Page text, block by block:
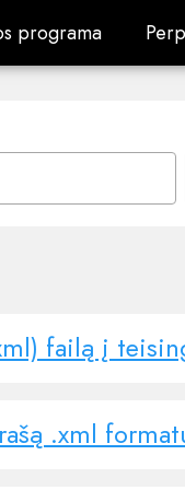
programa
programa
failą į
.xml